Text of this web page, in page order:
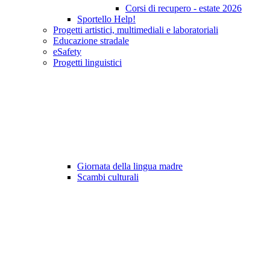
Corsi di recupero - estate 2026
Sportello Help!
Progetti artistici, multimediali e laboratoriali
Educazione stradale
eSafety
Progetti linguistici
Giornata della lingua madre
Scambi culturali